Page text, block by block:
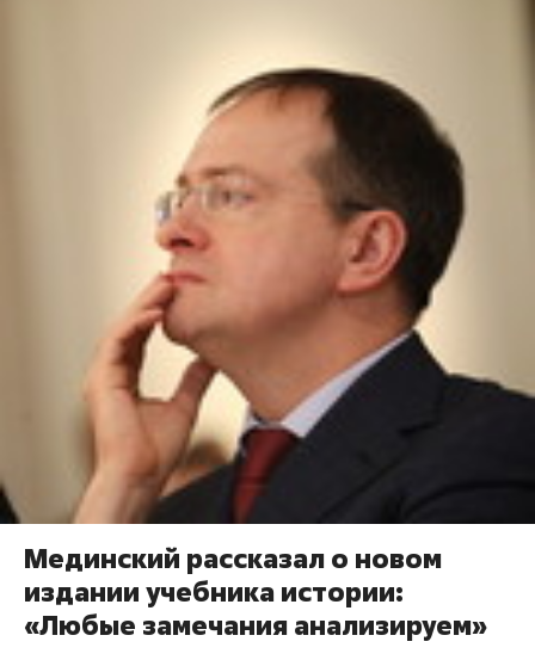
Мединский рассказал о новом
издании учебника истории:
«Любые замечания анализируем»